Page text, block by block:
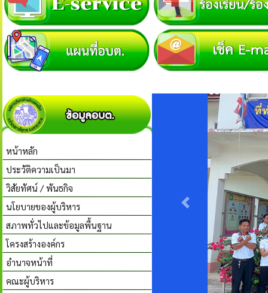
หน้าหลัก
ประวัติความเป็นมา
วิสัยทัศน์ / พันธกิจ
นโยบายของผู้บริหาร
สภาพทั่วไปและข้อมูลพื้นฐาน
โครงสร้างองค์กร
อำนาจหน้าที่
คณะผู้บริหาร